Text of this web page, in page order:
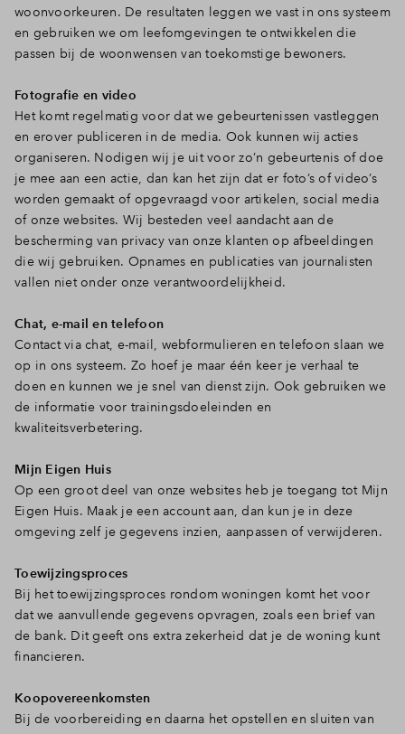
woonvoorkeuren. De resultaten leggen we vast in ons systeem
en gebruiken we om leefomgevingen te ontwikkelen die
passen bij de woonwensen van toekomstige bewoners.
Fotografie en video
Het komt regelmatig voor dat we gebeurtenissen vastleggen
en erover publiceren in de media. Ook kunnen wij acties
organiseren. Nodigen wij je uit voor zo’n gebeurtenis of doe
je mee aan een actie, dan kan het zijn dat er foto’s of video’s
worden gemaakt of opgevraagd voor artikelen, social media
of onze websites. Wij besteden veel aandacht aan de
bescherming van privacy van onze klanten op afbeeldingen
die wij gebruiken. Opnames en publicaties van journalisten
vallen niet onder onze verantwoordelijkheid.
Chat, e-mail en telefoon
Contact via chat, e-mail, webformulieren en telefoon slaan we
op in ons systeem. Zo hoef je maar één keer je verhaal te
doen en kunnen we je snel van dienst zijn. Ook gebruiken we
de informatie voor trainingsdoeleinden en
kwaliteitsverbetering.
Mijn Eigen Huis
Op een groot deel van onze websites heb je toegang tot Mijn
Eigen Huis. Maak je een account aan, dan kun je in deze
omgeving zelf je gegevens inzien, aanpassen of verwijderen.
Toewijzingsproces
Bij het toewijzingsproces rondom woningen komt het voor
dat we aanvullende gegevens opvragen, zoals een brief van
de bank. Dit geeft ons extra zekerheid dat je de woning kunt
financieren.
Koopovereenkomsten
Bij de voorbereiding en daarna het opstellen en sluiten van